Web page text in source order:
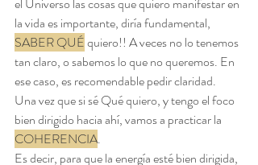
la vida es importante, diría fundamental,
SABER QUÉ quiero!! A veces no lo tenemos
tan claro, o sabemos lo que no queremos. En
ese caso, es recomendable pedir claridad.
Una vez que si sé Qué quiero, y tengo el foco
bien dirigido hacia ahí, vamos a practicar la
COHERENCIA.
Es decir, para que la energía esté bien dirigida,